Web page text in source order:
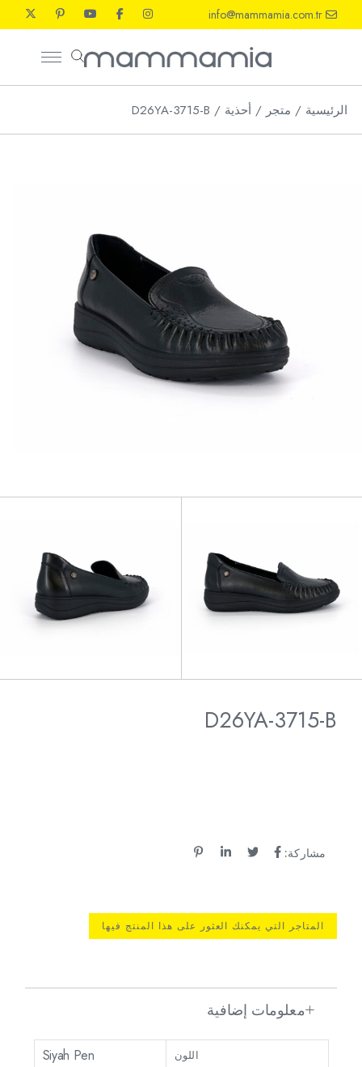
the
info@mammamia.com.tr
الرئيسية متجر أحذية D26YA-3715-B
D26YA-3715-B
مشاركة:
المتاجر التي يمكنك العثور على هذا المنتج فيها
معلومات إضافية
اللون Siyah Pen